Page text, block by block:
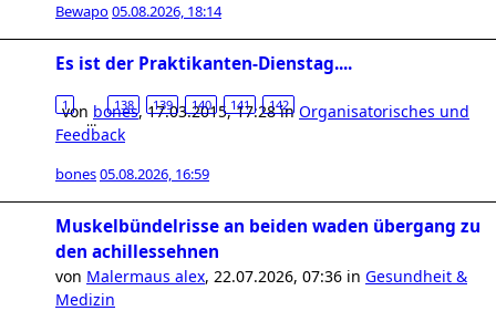
Bewapo05.08.2026, 18:14
Es ist der Praktikanten-Dienstag....
1
…
138 139 140 141 142
von bones,17.03.2015, 17:28in Organisatorisches und
Feedback
bones05.08.2026, 16:59
Muskelbündelrisse an beiden waden übergang zu
den achillessehnen
von Malermaus alex, 22.07.2026, 07:36 in Gesundheit &
Medizin